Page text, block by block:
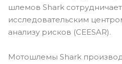
шлемов Shark
исследовательским
анализу рисков (CEESAR).
Мотошлемы Shark